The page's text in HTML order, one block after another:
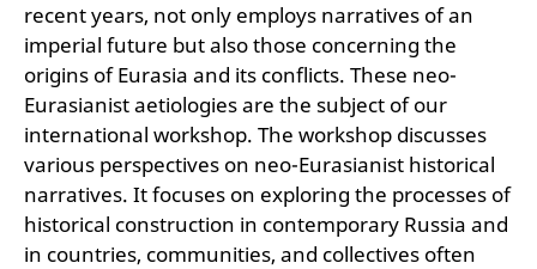
recent years, not only employs narratives of an
imperial future but also those concerning the
origins of Eurasia and its conflicts. These neo-
Eurasianist aetiologies are the subject of our
international workshop. The workshop discusses
various perspectives on neo-Eurasianist historical
narratives. It focuses on exploring the processes of
historical construction in contemporary Russia and
in countries, communities, and collectives often